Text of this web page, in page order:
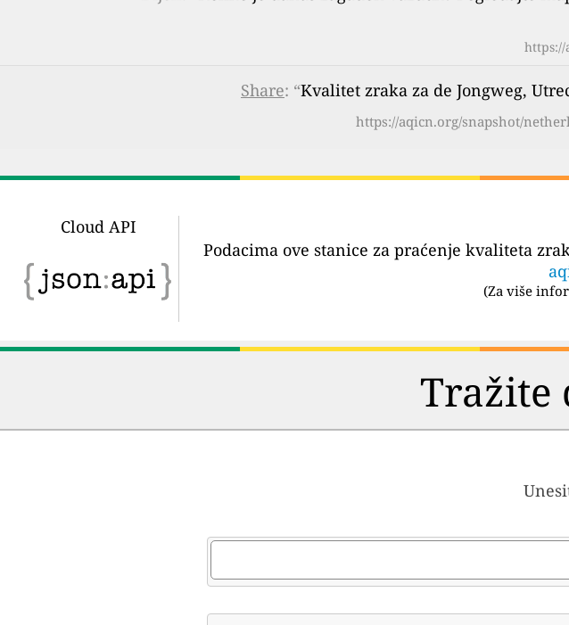
https://
Share: “Kvalitet zraka za de Jongweg,
https://aqicn.org/snapshot/
Cloud API
Podacima ove stanice za praćenje kvaliteta
(Za više
Tražite